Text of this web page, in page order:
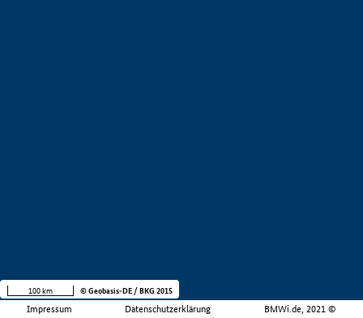
Impressum Datenschutzerklärung BMWi.de, 2021 ©
100 km © Geobasis-DE / BKG 2015